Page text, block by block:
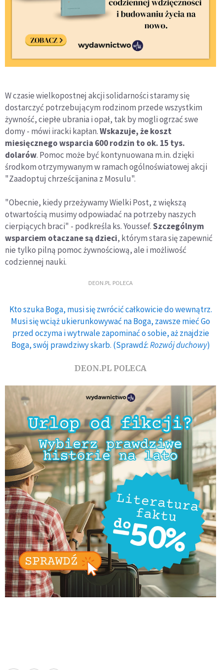
W czasie wielkopostnej akcji solidarności staramy się
dostarczyć potrzebującym rodzinom przede wszystkim
żywność, ciepłe ubrania i opał, tak by mogli ogrzać swe
domy - mówi iracki kapłan.Wskazuje, że koszt
miesięcznego wsparcia 600 rodzin to ok. 15 tys.
dolarów. Pomoc może być kontynuowana m.in. dzięki
środkom otrzymywanym w ramach ogólnoświatowej akcji
"Zaadoptuj chrześcijanina z Mosulu".
"Obecnie, kiedy przeżywamy Wielki Post, z większą
otwartością musimy odpowiadać na potrzeby naszych
cierpiących braci" - podkreśla ks. Youssef.Szczególnym
wsparciem otaczane są dzieci, którym stara się zapewnić
nie tylko pilną pomoc żywnościową, ale i możliwość
codziennej nauki.
DEON.PL POLECA
Kto szuka Boga, musi się zwrócić całkowicie do wewnątrz.
Musi się wciąż ukierunkowywać na Boga, zawsze mieć Go
przed oczyma i wytrwale zapominać o sobie, aż znajdzie
Boga, swój prawdziwy skarb. (Sprawdź:Rozwój duchowy)
DEON.PL POLECA